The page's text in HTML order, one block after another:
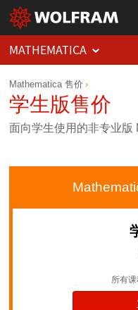
MATHEMATICA
Mathematica 售价
学生版售价
面向学生使用的非专业版
所有